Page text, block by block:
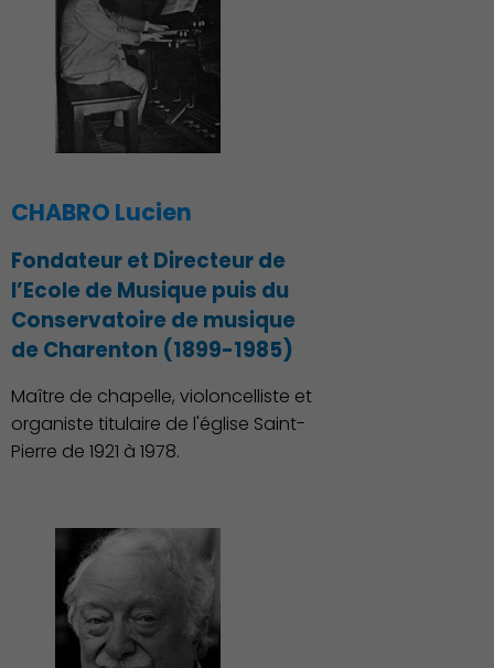
CHABRO Lucien
Fondateur et Directeur de
l’Ecole de Musique puis du
Conservatoire de musique
de Charenton (1899-1985)
Maître de chapelle, violoncelliste et
organiste titulaire de l'église Saint-
Pierre de 1921 à 1978.